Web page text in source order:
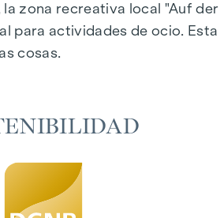
diseño y comodidad de
una elegancia atemporal,
zona recreativa local "Auf
para actividades de ocio.
cosas.